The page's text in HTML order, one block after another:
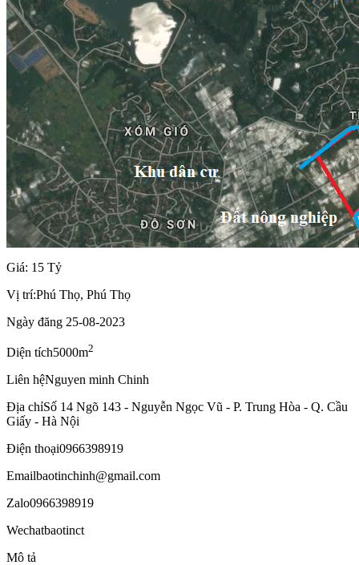
Giá: 15 Tỷ
Vị trí:Phú Thọ, Phú Thọ
Ngày đăng 25-08-2023
Diện tích5000m2
Liên hệNguyen minh Chinh
Địa chỉSố 14 Ngõ 143 - Nguyễn Ngọc Vũ - P. Trung Hòa - Q. Cầu
Giấy - Hà Nội
Điện thoại0966398919
Emailbaotinchinh@gmail.com
Zalo0966398919
Wechatbaotinct
Mô tả